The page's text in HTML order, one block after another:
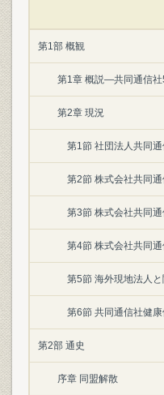
第1部 概観
第1章 概説―共同通信
第2章 現況
第1節 社団法人共同通
第2節 株式会社共同通
第3節 株式会社共同
第4節 株式会社共同
第5節 海外現地法人と
第6節 共同通信社健
第2部 通史
序章 同盟解散